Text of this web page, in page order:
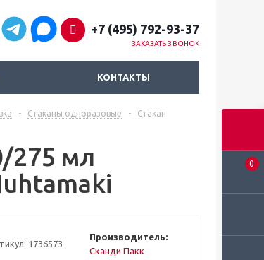
0
+7 (495) 792-93-37
ЗАКАЗАТЬ ЗВОНОК
КОНТАКТЫ
- Стаканы одноразовые -
Стакан
275 мл
1736573
Производитель:
Сканди Пакк